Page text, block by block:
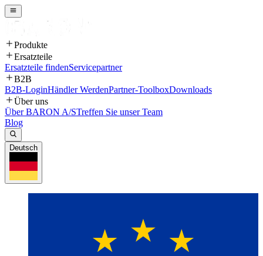
Produkte
Ersatzteile
Ersatzteile findenServicepartner
B2B
B2B-LoginHändler WerdenPartner-ToolboxDownloads
Über uns
Über BARON A/STreffen Sie unser Team
Blog
Deutsch